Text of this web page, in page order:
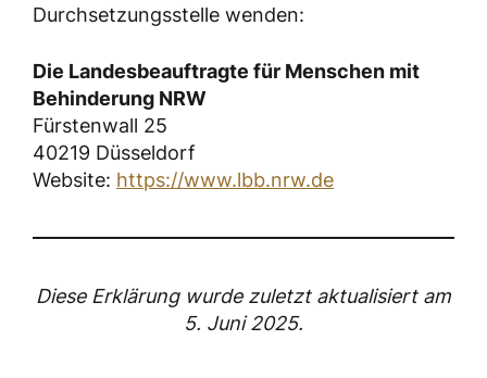
Durchsetzungsstelle wenden:
Die Landesbeauftragte für Menschen mit
Behinderung NRW
Fürstenwall 25
40219 Düsseldorf
Website: https://www.lbb.nrw.de
Diese Erklärung wurde zuletzt aktualisiert am
5. Juni 2025.